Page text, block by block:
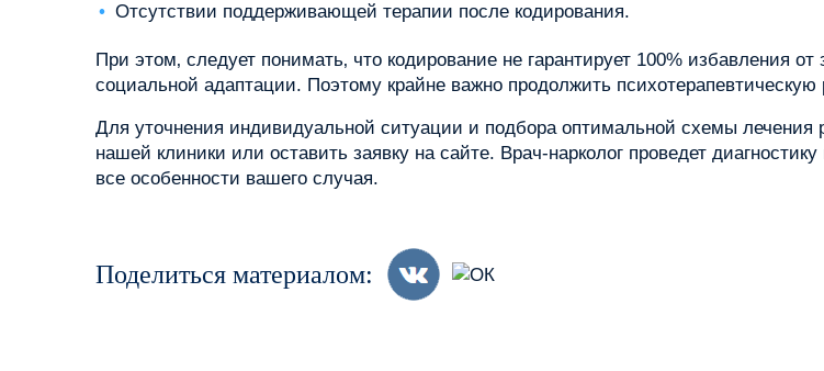
Отсутствии поддерживающей терапии после кодирования.
При этом‚ следует понимать‚ что кодирование не гарантирует 100% избавления
социальной адаптации. Поэтому крайне важно продолжить
Для уточнения индивидуальной ситуации и подбора оптимальной схемы лечения
нашей клиники или оставить заявку на сайте. Врач-нарколог проведет
все особенности вашего случая.
Поделиться материалом: